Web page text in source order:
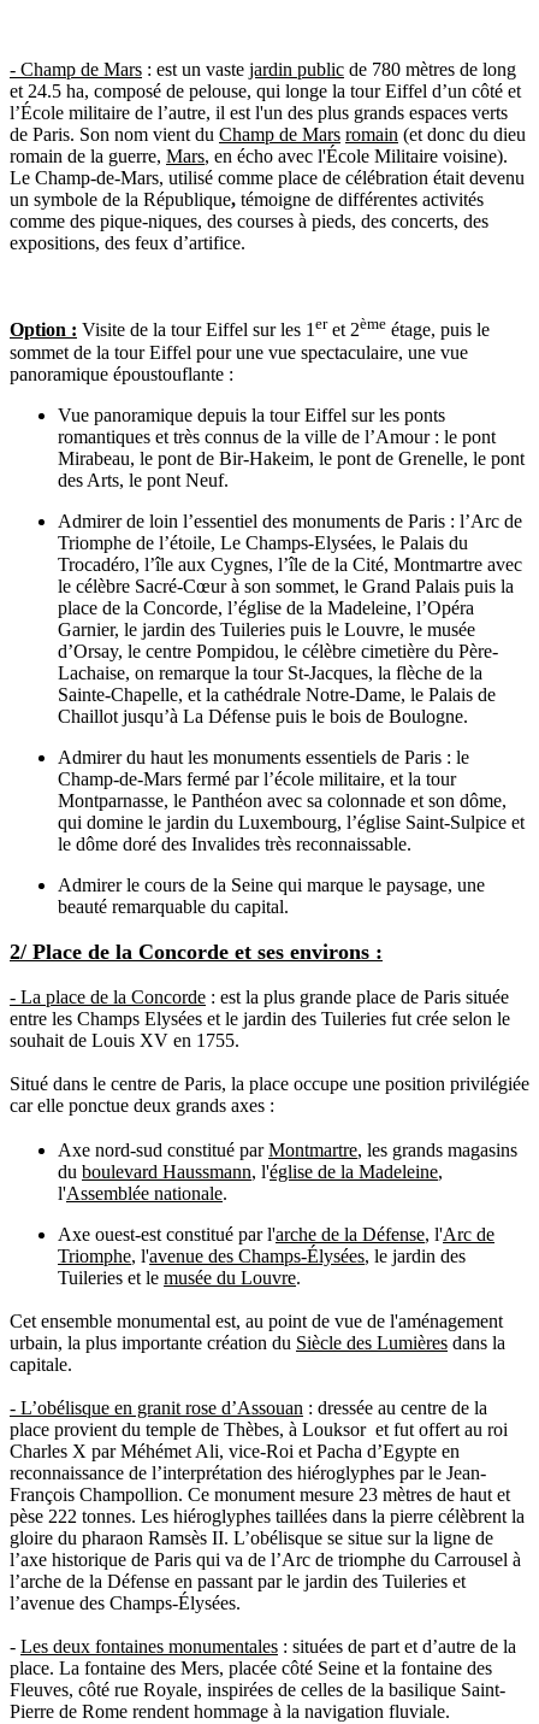
- Champ de Mars : est un vaste jardin public de 780 mètres de long
et 24.5 ha, composé de pelouse, qui longe la tour Eiffel d’un côté et
l’École militaire de l’autre, il est l'un des plus grands espaces verts
de Paris. Son nom vient du Champ de Mars romain (et donc du dieu
romain de la guerre, Mars, en écho avec l'École Militaire voisine).
Le Champ-de-Mars, utilisé comme place de célébration était devenu
un symbole de la République, témoigne de différentes activités
comme des pique-niques, des courses à pieds, des concerts, des
expositions, des feux d’artifice.
Option : Visite de la tour Eiffel sur les 1eret 2ème étage, puis le
sommet de la tour Eiffel pour une vue spectaculaire, une vue
panoramique époustouflante :
Vue panoramique depuis la tour Eiffel sur les ponts
romantiques et très connus de la ville de l’Amour : le pont
Mirabeau, le pont de Bir-Hakeim, le pont de Grenelle, le pont
des Arts, le pont Neuf.
Admirer de loin l’essentiel des monuments de Paris : l’Arc de
Triomphe de l’étoile, Le Champs-Elysées, le Palais du
Trocadéro, l’île aux Cygnes, l’île de la Cité, Montmartre avec
le célèbre Sacré-Cœur à son sommet, le Grand Palais puis la
place de la Concorde, l’église de la Madeleine, l’Opéra
Garnier, le jardin des Tuileries puis le Louvre, le musée
d’Orsay, le centre Pompidou, le célèbre cimetière du Père-
Lachaise, on remarque la tour St-Jacques, la flèche de la
Sainte-Chapelle, et la cathédrale Notre-Dame, le Palais de
Chaillot jusqu’à La Défense puis le bois de Boulogne.
Admirer du haut les monuments essentiels de Paris : le
Champ-de-Mars fermé par l’école militaire, et la tour
Montparnasse, le Panthéon avec sa colonnade et son dôme,
qui domine le jardin du Luxembourg, l’église Saint-Sulpice et
le dôme doré des Invalides très reconnaissable.
Admirer le cours de la Seine qui marque le paysage, une
beauté remarquable du capital.
2/ Place de la Concorde et ses environs :
- La place de la Concorde : est la plus grande place de Paris située
entre les Champs Elysées et le jardin des Tuileries fut crée selon le
souhait de Louis XV en 1755.
Situé dans le centre de Paris, la place occupe une position privilégiée
car elle ponctue deux grands axes :
Axe nord-sud constitué parMontmartre, les grands magasins
du boulevard Haussmann, l'église de la Madeleine,
l'Assemblée nationale.
Axe ouest-est constitué par l'arche de la Défense, l'Arc de
Triomphe, l'avenue des Champs-Élysées, le jardin des
Tuileries et le musée du Louvre.
Cet ensemble monumental est, au point de vue de l'aménagement
urbain, la plus importante création du Siècle des Lumières dans la
capitale.
- L’obélisque en granit rose d’Assouan : dressée au centre de la
place provient du temple de Thèbes, à Louksor et fut offert au roi
Charles X par Méhémet Ali, vice-Roi et Pacha d’Egypte en
reconnaissance de l’interprétation des hiéroglyphes par le Jean-
François Champollion. Ce monument mesure 23 mètres de haut et
pèse 222 tonnes. Les hiéroglyphes taillées dans la pierre célèbrent la
gloire du pharaon Ramsès II. L’obélisque se situe sur la ligne de
l’axe historique de Paris qui va de l’Arc de triomphe du Carrousel à
l’arche de la Défense en passant par le jardin des Tuileries et
l’avenue des Champs-Élysées.
- Les deux fontaines monumentales : situées de part et d’autre de la
place. La fontaine des Mers, placée côté Seine et la fontaine des
Fleuves, côté rue Royale, inspirées de celles de la basilique Saint-
Pierre de Rome rendent hommage à la navigation fluviale.